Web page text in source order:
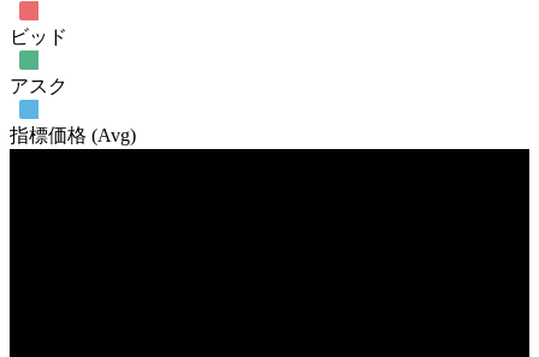
ビッド
アスク
指標価格 (Avg)